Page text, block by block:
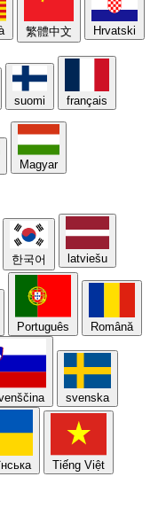
繁體中文 Hrvatski
suomi français
Magyar
한국어 latviešu
Português Română
svenska
Tiếng Việt